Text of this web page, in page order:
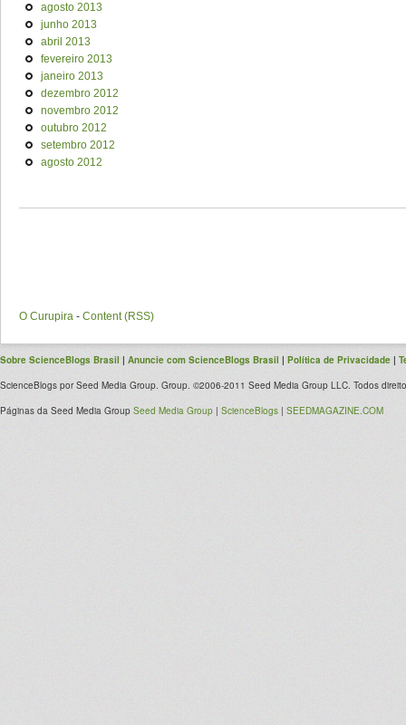
agosto 2013
junho 2013
abril 2013
fevereiro 2013
janeiro 2013
dezembro 2012
novembro 2012
outubro 2012
setembro 2012
agosto 2012
O Curupira - Content (RSS)
Sobre ScienceBlogs Brasil | Anuncie com ScienceBlogs Brasil | Política de Privacidade |
ScienceBlogs por Seed Media Group. Group. ©2006-2011 Seed Media Group LLC. Todos
Páginas da Seed Media Group Seed Media Group | ScienceBlogs | SEEDMAGAZINE.COM